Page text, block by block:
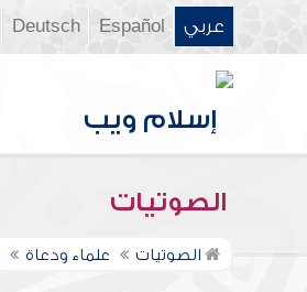
عربي Español
Deutsch
الصوتيات
الصوتيات علماء ودعاة